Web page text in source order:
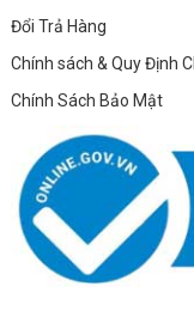
Đổi Trả Hàng
Chính sách & Quy Định
Chính Sách Bảo Mật